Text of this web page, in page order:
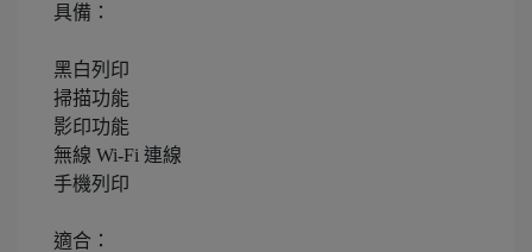
具備：
黑白列印
掃描功能
影印功能
無線 Wi-Fi 連線
手機列印
適合：